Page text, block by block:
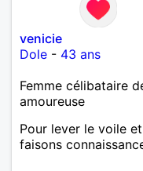
venicie
Dole - 43 ans
Femme célibataire
amoureuse
Pour lever le voile
faisons